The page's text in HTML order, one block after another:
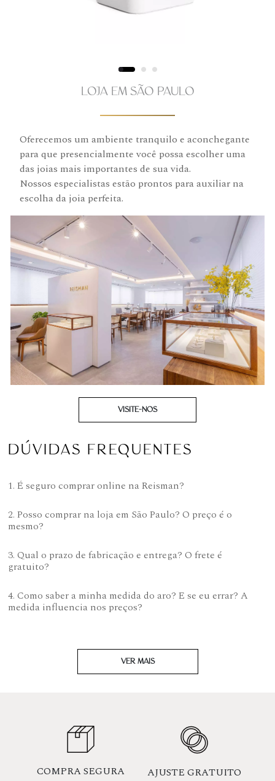
LOJA EM SÃO PAULO
Oferecemos um ambiente tranquilo e aconchegante
para que presencialmente você possa escolher uma
das joias mais importantes de sua vida.
Nossos especialistas estão prontos para auxiliar na
escolha da joia perfeita.
VISITE-NOS
DÚVIDAS FREQUENTES
1. É seguro comprar online na Reisman?
2. Posso comprar na loja em São Paulo? O preço é o
mesmo?
3. Qual o prazo de fabricação e entrega? O frete é
gratuito?
4. Como saber a minha medida do aro? E se eu errar? A
medida influencia nos preços?
VER MAIS
COMPRA SEGURA AJUSTE GRATUITO